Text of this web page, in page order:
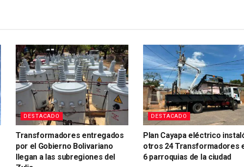
DESTACADO
Transformadores entregados
por el Gobierno Bolivariano
llegan a las subregiones del
DESTACADO
Plan Cayapa eléctrico
otros 24 Transformadores
6 parroquias de la ciudad